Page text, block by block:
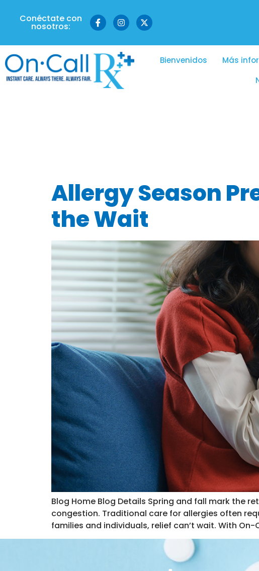
Conéctate con
nosotros:
Bienvenidos Más
Allergy Season
the Wait
Blog Home Blog Details Spring and fall mark the
congestion. Traditional care for allergies often
families and individuals, relief can’t wait. With